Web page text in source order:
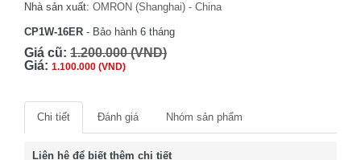
Nhà sản xuất: OMRON (Shanghai) - China
CP1W-16ER - Bảo hành 6 tháng
Giá cũ: 1.200.000 (VND)
Giá: 1.100.000 (VND)
Chi tiết Đánh giá Nhóm sản phẩm
Liên hệ để biết thêm chi tiết